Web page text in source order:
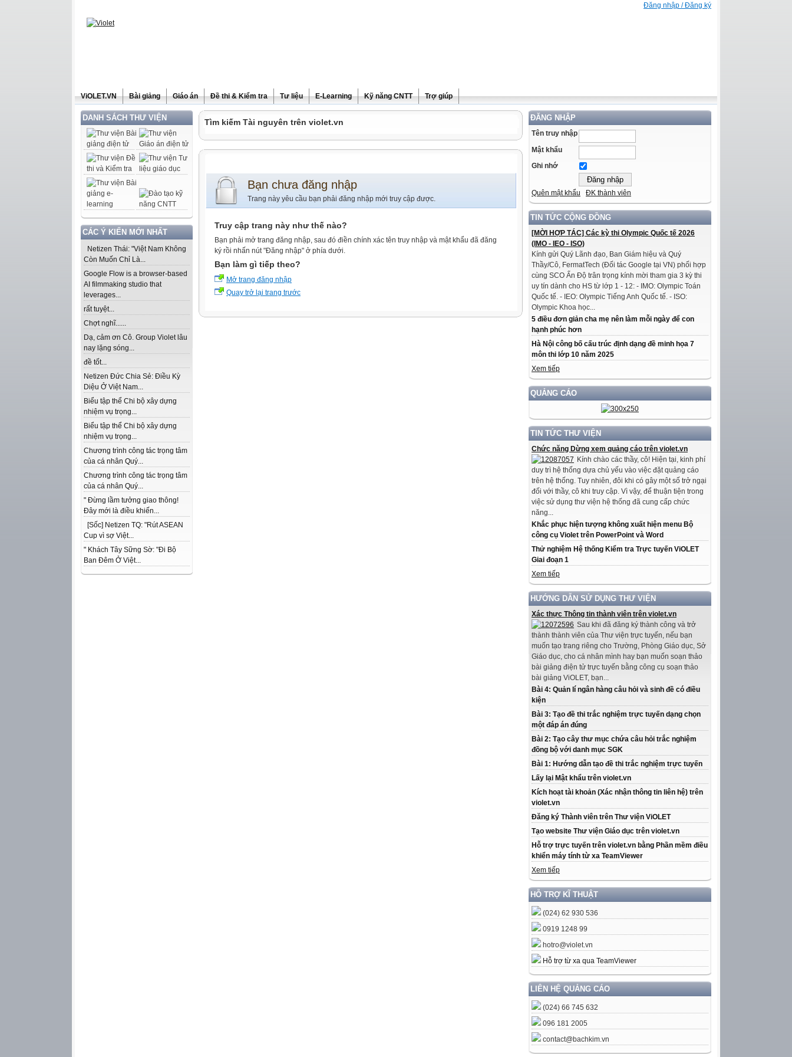
Đăng nhập / Đăng ký
ViOLET.VN Bài giảng Giáo án Đề thi & Kiểm tra Tư liệu E-Learning Kỹ năng CNTT Trợ giúp
DANH SÁCH THƯ VIỆN
CÁC Ý KIẾN MỚI NHẤT
Netizen Thái: "Việt Nam Không
Còn Muốn Chỉ Là...
Google Flow is a browser-based
AI filmmaking studio that
leverages...
rất tuyệt...
Chợt nghĩ......
Dạ, cảm ơn Cô. Group Violet lâu
nay lặng sóng...
đề tốt...
Netizen Đức Chia Sẻ: Điều Kỳ
Diệu Ở Việt Nam...
Biểu tập thể Chi bộ xây dựng
nhiệm vụ trọng...
Biểu tập thể Chi bộ xây dựng
nhiệm vụ trọng...
Chương trình công tác trọng tâm
của cá nhân Quý...
Chương trình công tác trọng tâm
của cá nhân Quý...
" Đừng lầm tưởng giao thông!
Đây mới là điều khiến...
[Sốc] Netizen TQ: "Rút ASEAN
Cup vì sợ Việt...
" Khách Tây Sững Sờ: "Đi Bộ
Ban Đêm Ở Việt...
ĐĂNG NHẬP
Tên truy nhập
Mật khẩu
Ghi nhớ
Quên mật khẩu ĐK thành viên
TIN TỨC CỘNG ĐỒNG
[MỜI HỢP TÁC] Các kỳ thi Olympic Quốc tế 2026
(IMO - IEO - ISO)
Kính gửi Quý Lãnh đạo, Ban Giám hiệu và Quý
Thầy/Cô, FermatTech (Đối tác Google tại VN) phối hợp
cùng SCO Ấn Độ trân trọng kính mời tham gia 3 kỳ thi
uy tín dành cho HS từ lớp 1 - 12: - IMO: Olympic Toán
Quốc tế. - IEO: Olympic Tiếng Anh Quốc tế. - ISO:
Olympic Khoa học...
5 điều đơn giản cha mẹ nên làm mỗi ngày để con
hạnh phúc hơn
Hà Nội công bố cấu trúc định dạng đề minh họa 7
môn thi lớp 10 năm 2025
Xem tiếp
QUẢNG CÁO
TIN TỨC THƯ VIỆN
Chức năng Dừng xem quảng cáo trên violet.vn
Kính chào các thầy, cô! Hiện tại, kinh phí
duy trì hệ thống dựa chủ yếu vào việc đặt quảng cáo
trên hệ thống. Tuy nhiên, đôi khi có gây một số trở ngại
đối với thầy, cô khi truy cập. Vì vậy, để thuận tiện trong
việc sử dụng thư viện hệ thống đã cung cấp chức
năng...
Khắc phục hiện tượng không xuất hiện menu Bộ
công cụ Violet trên PowerPoint và Word
Thử nghiệm Hệ thống Kiểm tra Trực tuyến ViOLET
Giai đoạn 1
Xem tiếp
HƯỚNG DẪN SỬ DỤNG THƯ VIỆN
Xác thực Thông tin thành viên trên violet.vn
Sau khi đã đăng ký thành công và trở
thành thành viên của Thư viện trực tuyến, nếu bạn
muốn tạo trang riêng cho Trường, Phòng Giáo dục, Sở
Giáo dục, cho cá nhân mình hay bạn muốn soạn thảo
bài giảng điện tử trực tuyến bằng công cụ soạn thảo
bài giảng ViOLET, bạn...
Bài 4: Quản lí ngân hàng câu hỏi và sinh đề có điều
kiện
Bài 3: Tạo đề thi trắc nghiệm trực tuyến dạng chọn
một đáp án đúng
Bài 2: Tạo cây thư mục chứa câu hỏi trắc nghiệm
đồng bộ với danh mục SGK
Bài 1: Hướng dẫn tạo đề thi trắc nghiệm trực tuyến
Lấy lại Mật khẩu trên violet.vn
Kích hoạt tài khoản (Xác nhận thông tin liên hệ) trên
violet.vn
Đăng ký Thành viên trên Thư viện ViOLET
Tạo website Thư viện Giáo dục trên violet.vn
Hỗ trợ trực tuyến trên violet.vn bằng Phần mềm điều
khiển máy tính từ xa TeamViewer
Xem tiếp
HỖ TRỢ KĨ THUẬT
(024) 62 930 536
0919 1248 99
hotro@violet.vn
Hỗ trợ từ xa qua TeamViewer
LIÊN HỆ QUẢNG CÁO
(024) 66 745 632
096 181 2005
contact@bachkim.vn
Tìm kiếm Tài nguyên trên violet.vn
Bạn chưa đăng nhập
Trang này yêu cầu bạn phải đăng nhập mới truy cập được.
Truy cập trang này như thế nào?
Bạn phải mở trang đăng nhập, sau đó điền chính xác tên truy nhập và mật khẩu đã đăng
ký rồi nhấn nút "Đăng nhập" ở phía dưới.
Bạn làm gì tiếp theo?
Mở trang đăng nhập
Quay trở lại trang trước